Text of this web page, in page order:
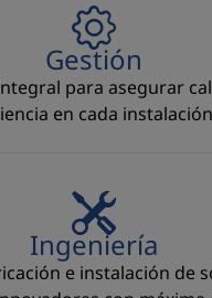
Gestión
para asegurar
en cada
Ingeniería
e instalación de